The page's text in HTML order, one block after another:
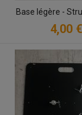
Base légère -
4,00 €